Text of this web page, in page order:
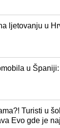
ljetovanju u
u
Turisti u
Evo gde je